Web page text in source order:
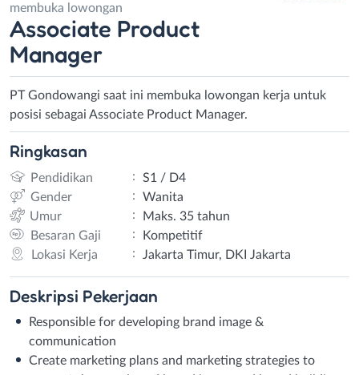
membuka lowongan
Associate Product
Manager
PT Gondowangi saat ini membuka lowongan kerja untuk
posisi sebagai Associate Product Manager.
Ringkasan
Pendidikan :
S1 / D4
Gender
:
Wanita
Umur
:
Maks. 35 tahun
Besaran Gaji
:
Kompetitif
Lokasi Kerja
: Jakarta Timur, DKI Jakarta
Deskripsi Pekerjaan
Responsible for developing brand image &
communication
Create marketing plans and marketing strategies to